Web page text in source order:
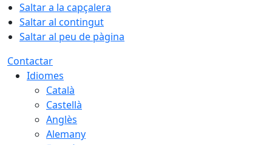
Saltar a la capçalera
Saltar al contingut
Saltar al peu de pàgina
Contactar
Idiomes
Català
Castellà
Anglès
Alemany